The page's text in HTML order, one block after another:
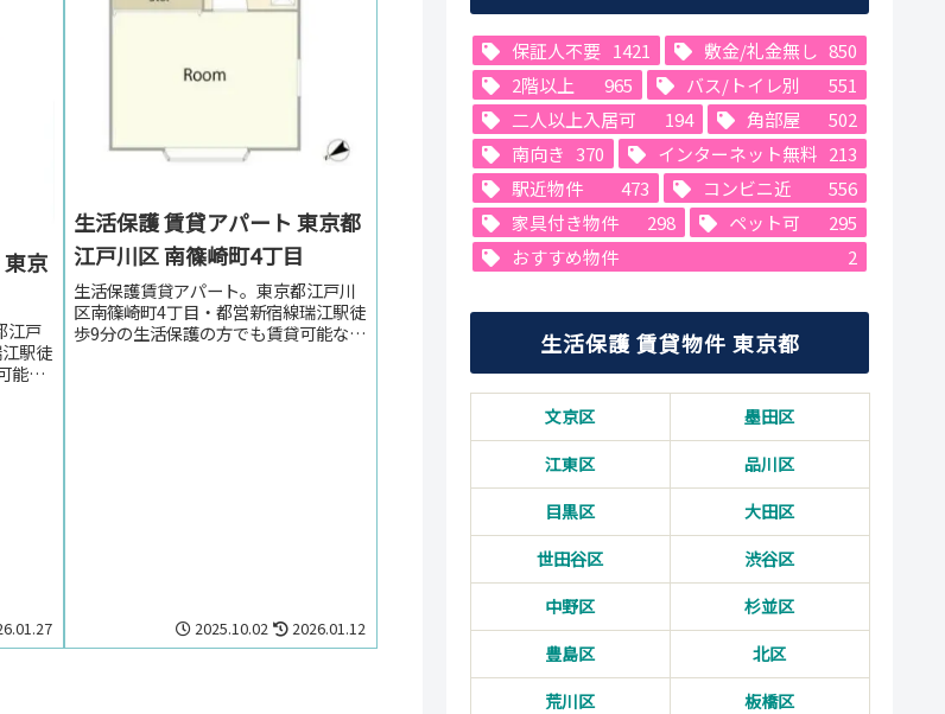
京
江戸
駅徒
能な
生活保護 賃貸アパート 東京都
江戸川区 南篠崎町4丁目
生活保護賃貸アパート。東京都江戸川
区南篠崎町4丁目・都営新宿線瑞江駅徒
歩9分の生活保護の方でも賃貸可能なア
2025.10.02 2026.01.12
保証人不要 1421 敷金/礼金無し 850
2階以上
965 バス/トイレ別
551
二人以上入居可
194 角部屋
502
南向き 370 インターネット無料 213
駅近物件
473 コンビニ近
556
家具付き物件
298 ペット可
295
おすすめ物件
2
生活保護 賃貸物件 東京都
文京区
墨田区
江東区
品川区
目黒区
大田区
世田谷区
渋谷区
中野区
杉並区
豊島区
北区
荒川区
板橋区